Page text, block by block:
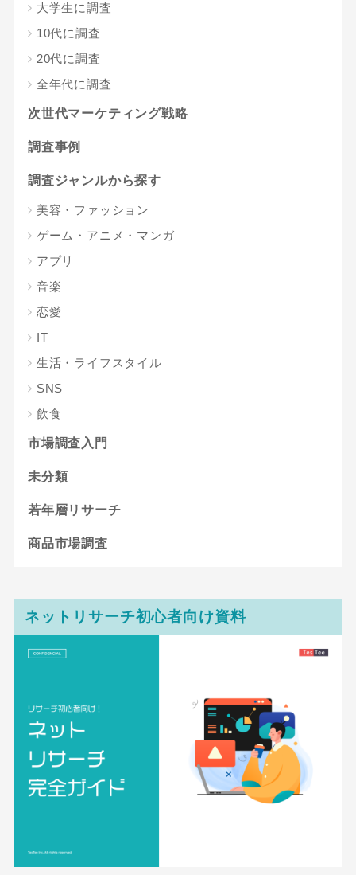
大学生に調査
10代に調査
20代に調査
全年代に調査
次世代マーケティング戦略
調査事例
調査ジャンルから探す
美容・ファッション
ゲーム・アニメ・マンガ
アプリ
音楽
恋愛
IT
生活・ライフスタイル
SNS
飲食
市場調査入門
未分類
若年層リサーチ
商品市場調査
ネットリサーチ初心者向け資料